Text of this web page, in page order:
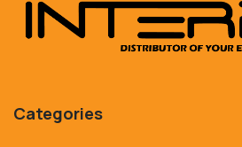
Categories